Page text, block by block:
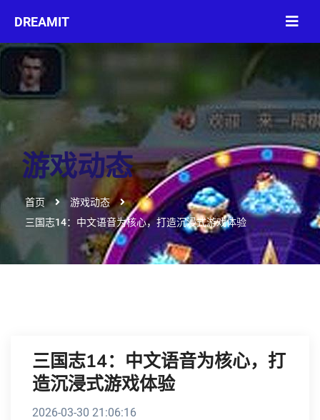
游戏动态
首页
游戏动态
三国志14：中文语音为核心，打造沉浸式游戏体验
三国志14：中文语音为核心，打
造沉浸式游戏体验
2026-03-30 21:06:16